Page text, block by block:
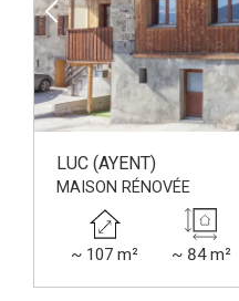
LUC (AYENT)
MAISON RÉNOVÉE
~ 107 m² ~ 84 m²